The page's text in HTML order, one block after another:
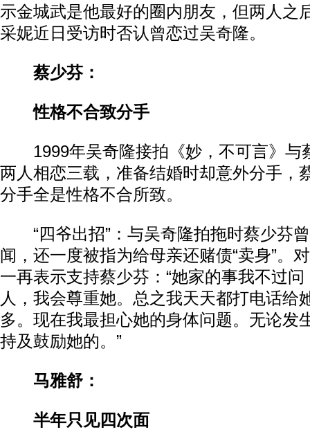
示金城武是他最好的圈内朋友，但两人之
采妮近日受访时否认曾恋过吴奇隆。
蔡少芬：
性格不合致分手
1999年吴奇隆接拍《妙，不可言》与
两人相恋三载，准备结婚时却意外分手，
分手全是性格不合所致。
“四爷出招”：与吴奇隆拍拖时蔡少芬
闻，还一度被指为给母亲还赌债“卖身”。
一再表示支持蔡少芬：“她家的事我不过
人，我会尊重她。总之我天天都打电话给
多。现在我最担心她的身体问题。无论发
持及鼓励她的。”
马雅舒：
半年只见四次面